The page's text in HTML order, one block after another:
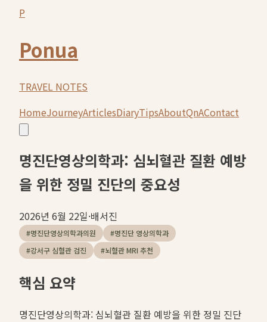
P
Ponua
TRAVEL NOTES
HomeJourneyArticlesDiaryTipsAboutQnAContact
명진단영상의학과: 심뇌혈관 질환 예방
을 위한 정밀 진단의 중요성
2026년 6월 22일·배서진
#명진단영상의학과의원 #명진단 영상의학과
#강서구 심혈관 검진 #뇌혈관 MRI 추천
핵심 요약
명진단영상의학과: 심뇌혈관 질환 예방을 위한 정밀 진단